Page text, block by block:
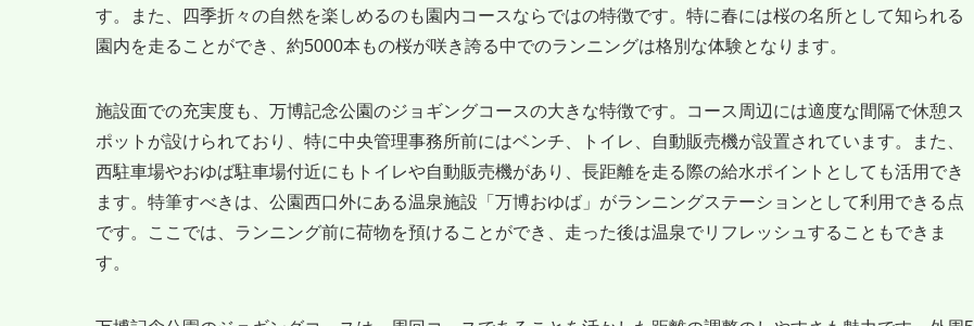
す。また、四季折々の自然を楽しめるのも園内コースならではの特徴です。特に春には桜の名所として知られる
園内を走ることができ、約5000本もの桜が咲き誇る中でのランニングは格別な体験となります。
施設面での充実度も、万博記念公園のジョギングコースの大きな特徴です。コース周辺には適度な間隔で休憩ス
ポットが設けられており、特に中央管理事務所前にはベンチ、トイレ、自動販売機が設置されています。また、
西駐車場やおゆば駐車場付近にもトイレや自動販売機があり、長距離を走る際の給水ポイントとしても活用でき
ます。特筆すべきは、公園西口外にある温泉施設「万博おゆば」がランニングステーションとして利用できる点
です。ここでは、ランニング前に荷物を預けることができ、走った後は温泉でリフレッシュすることもできま
す。